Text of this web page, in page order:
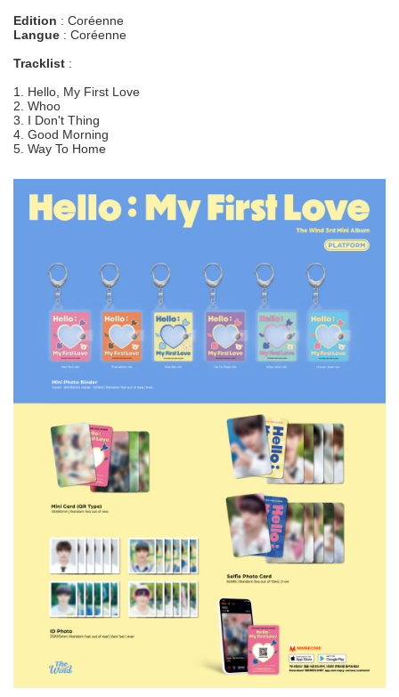
Edition : Coréenne
Langue : Coréenne
Tracklist :
1. Hello, My First Love
2. Whoo
3. I Don't Thing
4. Good Morning
5. Way To Home